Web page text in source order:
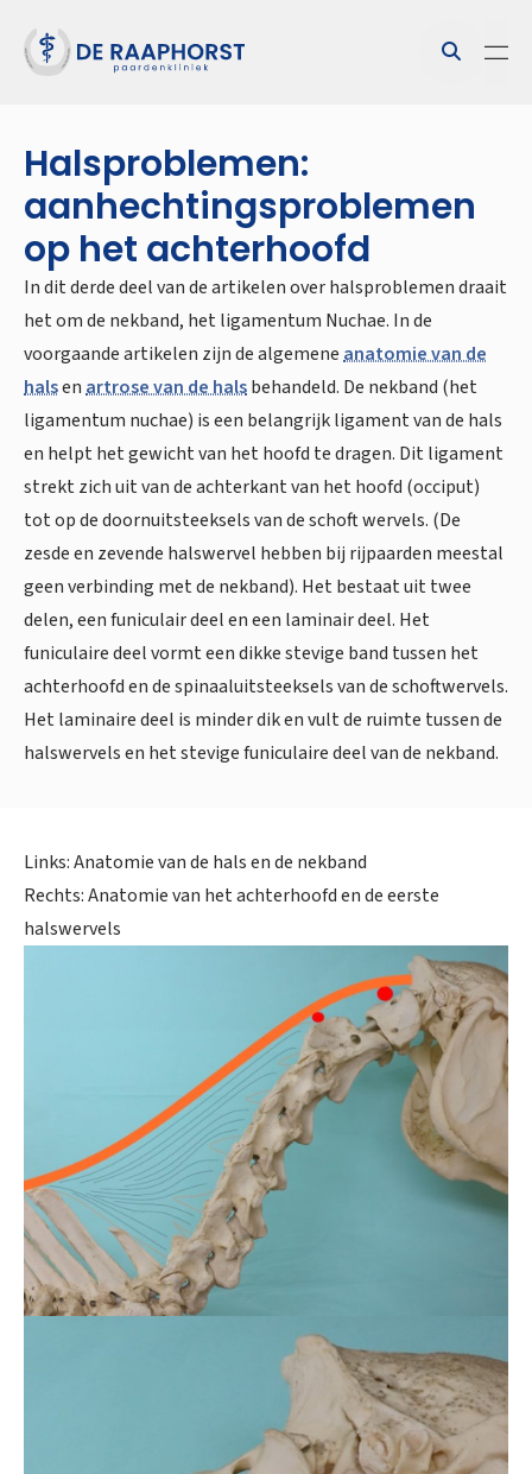
Halsproblemen:
aanhechtingsproblemen
op het achterhoofd
In dit derde deel van de artikelen over halsproblemen draait
het om de nekband, het ligamentum Nuchae. In de
voorgaande artikelen zijn de algemeneanatomie van de
halsenartrose van de halsbehandeld. De nekband (het
ligamentum nuchae) is een belangrijk ligament van de hals
en helpt het gewicht van het hoofd te dragen. Dit ligament
strekt zich uit van de achterkant van het hoofd (occiput)
tot op de doornuitsteeksels van de schoft wervels. (De
zesde en zevende halswervel hebben bij rijpaarden meestal
geen verbinding met de nekband). Het bestaat uit twee
delen, een funiculair deel en een laminair deel. Het
funiculaire deel vormt een dikke stevige band tussen het
achterhoofd en de spinaaluitsteeksels van de schoftwervels.
Het laminaire deel is minder dik en vult de ruimte tussen de
halswervels en het stevige funiculaire deel van de nekband.
Links: Anatomie van de hals en de nekband
Rechts: Anatomie van het achterhoofd en de eerste
halswervels